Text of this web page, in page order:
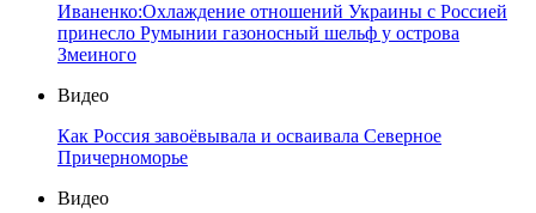
Иваненко:Охлаждение отношений Украины с Россией
принесло Румынии газоносный шельф у острова
Змеиного
Видео
Как Россия завоёвывала и осваивала Северное
Причерноморье
Видео